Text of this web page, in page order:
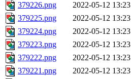
379226.png
2022-05-12 13:23
379225.png
2022-05-12 13:23
379224.png
2022-05-12 13:23
379223.png
2022-05-12 13:23
379222.png
2022-05-12 13:23
379221.png
2022-05-12 13:23